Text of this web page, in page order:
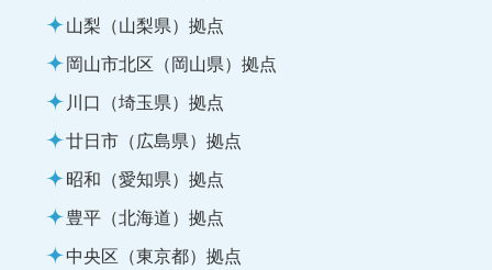
山梨（山梨県）拠点
岡山市北区（岡山県）拠点
川口（埼玉県）拠点
廿日市（広島県）拠点
昭和（愛知県）拠点
豊平（北海道）拠点
中央区（東京都）拠点